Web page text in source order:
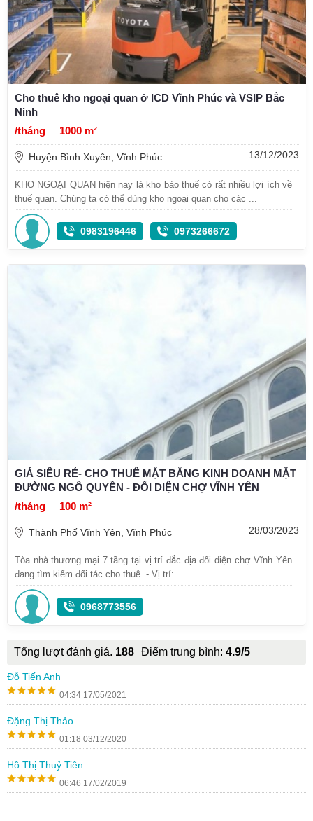
Cho thuê kho ngoại quan ở ICD Vĩnh Phúc và VSIP Bắc
Ninh
/tháng
1000 m²
Huyện Bình Xuyên, Vĩnh Phúc 13/12/2023
KHO NGOẠI QUAN hiện nay là kho bảo thuế có rất nhiều lợi ích về
thuế quan. Chúng ta có thể dùng kho ngoại quan cho các ...
0983196446 0973266672
GIÁ SIÊU RẺ- CHO THUÊ MẶT BẰNG KINH DOANH MẶT
ĐƯỜNG NGÔ QUYỀN - ĐỐI DIỆN CHỢ VĨNH YÊN
/tháng
100 m²
Thành Phố Vĩnh Yên, Vĩnh Phúc 28/03/2023
Tòa nhà thương mại 7 tầng tại vị trí đắc địa đối diện chợ Vĩnh Yên
đang tìm kiếm đối tác cho thuê. - Vị trí: ...
0968773556
Tổng lượt đánh giá. 188 Điểm trung bình: 4.9/5
Đỗ Tiến Anh
04:34 17/05/2021
Đặng Thị Thảo
01:18 03/12/2020
Hồ Thị Thuỷ Tiên
06:46 17/02/2019